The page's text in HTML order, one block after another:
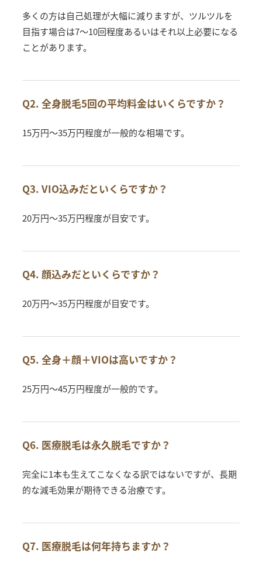
多くの方は自己処理が大幅に減りますが、ツルツルを
目指す場合は7〜10回程度あるいはそれ以上必要になる
ことがあります。
Q2. 全身脱毛5回の平均料金はいくらですか？
15万円〜35万円程度が一般的な相場です。
Q3. VIO込みだといくらですか？
20万円〜35万円程度が目安です。
Q4. 顔込みだといくらですか？
20万円〜35万円程度が目安です。
Q5. 全身＋顔＋VIOは高いですか？
25万円〜45万円程度が一般的です。
Q6. 医療脱毛は永久脱毛ですか？
完全に1本も生えてこなくなる訳ではないですが、長期
的な減毛効果が期待できる治療です。
Q7. 医療脱毛は何年持ちますか？